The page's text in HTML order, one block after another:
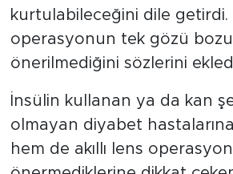
kurtulabileceğini dile getirdi.
operasyonun tek gözü
önerilmediğini sözlerini
İnsülin kullanan ya da kan
olmayan diyabet
hem de akıllı lens